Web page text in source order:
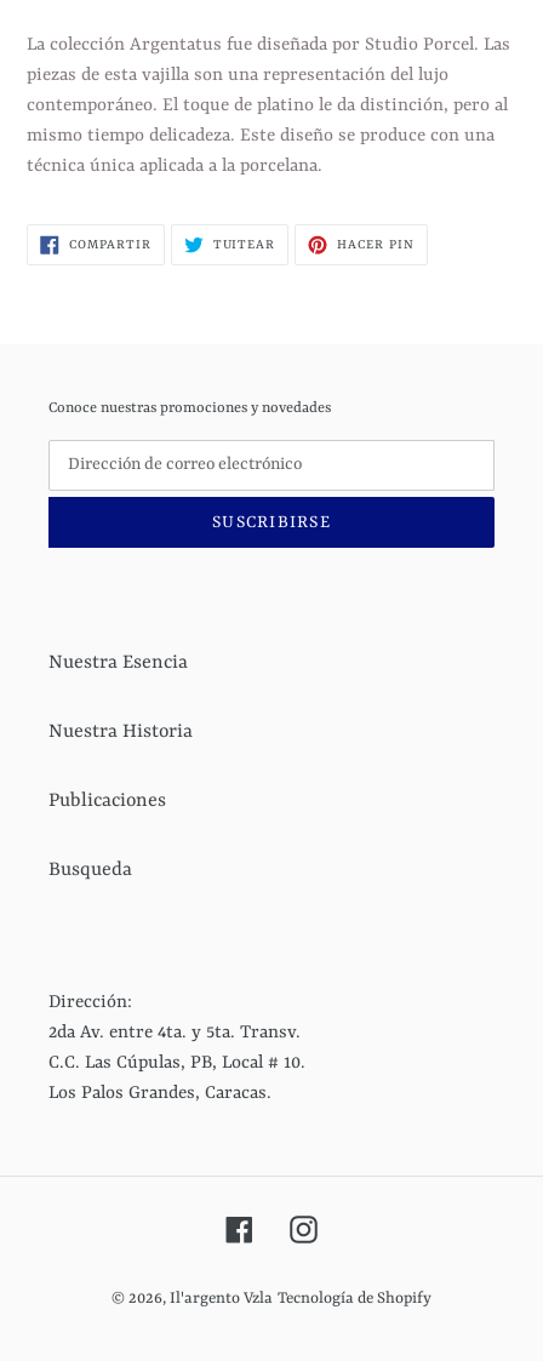
el
producto
a
tu
carrito
La colección Argentatus fue diseñada por Studio Porcel. Las
piezas de esta vajilla son una representación del lujo
contemporáneo. El toque de platino le da distinción, pero al
mismo tiempo delicadeza. Este diseño se produce con una
técnica única aplicada a la porcelana.
COMPARTIR COMPARTIRTUITEAR TUITEARHACER PINPINEAR
Conoce nuestras promociones y novedades
SUSCRIBIRSE
Nuestra Esencia
Nuestra Historia
Publicaciones
Busqueda
Dirección:
2da Av. entre 4ta. y 5ta. Transv.
C.C. Las Cúpulas, PB, Local # 10.
Los Palos Grandes, Caracas.
FacebookInstagram
© 2026, Il'argento Vzla Tecnología de Shopify